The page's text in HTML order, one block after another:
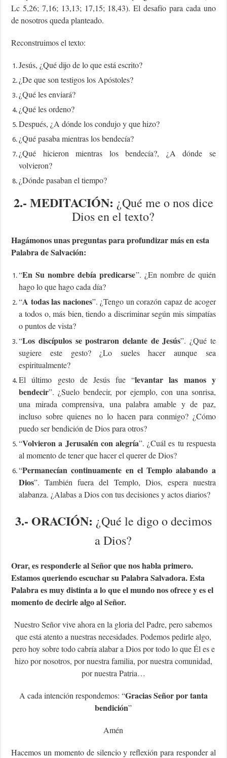
Lc 5,26; 7,16; 13,13; 17,15; 18,43). El desafío para cada uno
de nosotros queda planteado.
Reconstruimos el texto:
Jesús, ¿Qué dijo de lo que está escrito?
¿De que son testigos los Apóstoles?
¿Qué les enviará?
¿Qué les ordeno?
Después, ¿A dónde los condujo y que hizo?
¿Qué pasaba mientras los bendecía?
¿Qué hicieron mientras los bendecía?, ¿A dónde se
volvieron?
¿Dónde pasaban el tiempo?
2.- MEDITACIÓN: ¿Qué me o nos dice
Dios en el texto?
Hagámonos unas preguntas para profundizar más en esta
Palabra de Salvación:
“En Su nombre debía predicarse”. ¿En nombre de quién
hago lo que hago cada día?
“A todas las naciones”. ¿Tengo un corazón capaz de acoger
a todos o, más bien, tiendo a discriminar según mis simpatías
o puntos de vista?
“Los discípulos se postraron delante de Jesús”. ¿Qué te
sugiere este gesto? ¿Lo sueles hacer aunque sea
espiritualmente?
El último gesto de Jesús fue “levantar las manos y
bendecir”. ¿Suelo bendecir, por ejemplo, con una sonrisa,
una mirada comprensiva, una palabra amable y de paz,
incluso sobre quienes no lo hacen para conmigo? ¿Cómo
puedo ser bendición de Dios para otros?
“Volvieron a Jerusalén con alegría”. ¿Cuál es tu respuesta
al momento de tener que hacer el querer de Dios?
“Permanecían continuamente en el Templo alabando a
Dios”. También fuera del Templo, Dios, espera nuestra
alabanza. ¿Alabas a Dios con tus decisiones y actos diarios?
3.- ORACIÓN: ¿Qué le digo o decimos
a Dios?
Orar, es responderle al Señor que nos habla primero.
Estamos queriendo escuchar su Palabra Salvadora. Esta
Palabra es muy distinta a lo que el mundo nos ofrece y es el
momento de decirle algo al Señor.
Nuestro Señor vive ahora en la gloria del Padre, pero sabemos
que está atento a nuestras necesidades. Podemos pedirle algo,
pero hoy sobre todo cabría alabar a Dios por todo lo que Él es e
hizo por nosotros, por nuestra familia, por nuestra comunidad,
por nuestra Patria…
A cada intención respondemos: “Gracias Señor por tanta
bendición”
Amén
Hacemos un momento de silencio y reflexión para responder al